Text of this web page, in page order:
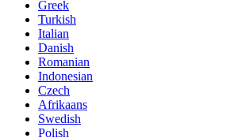
Greek
Turkish
Italian
Danish
Romanian
Indonesian
Czech
Afrikaans
Swedish
Polish